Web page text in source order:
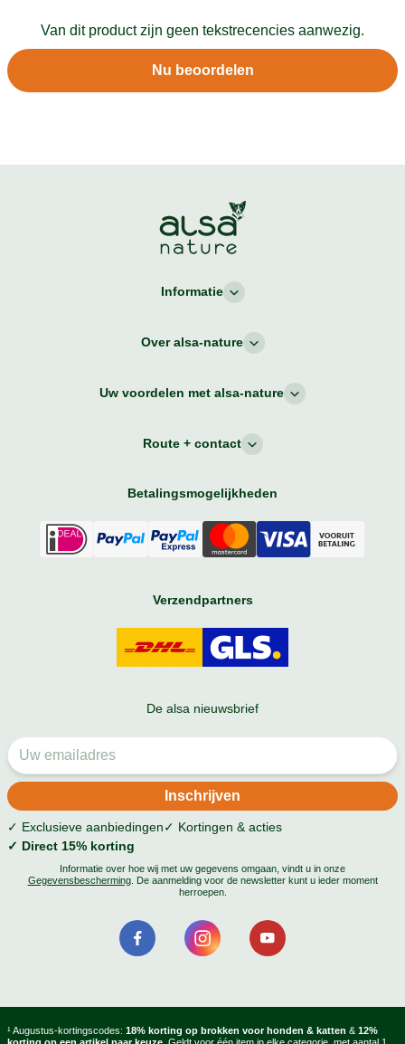
Van dit product zijn geen tekstrecencies aanwezig.
Nu beoordelen
Informatie
Over alsa-nature
Uw voordelen met alsa-nature
Route + contact
Betalingsmogelijkheden
Verzendpartners
De alsa nieuwsbrief
✓ Exclusieve aanbiedingen✓ Kortingen & acties
✓ Direct 15% korting
Informatie over hoe wij met uw gegevens omgaan, vindt u in onze
Gegevensbescherming. De aanmelding voor de newsletter kunt u ieder moment
herroepen.
¹ Augustus-kortingscodes: 18% korting op brokken voor honden & katten &12%